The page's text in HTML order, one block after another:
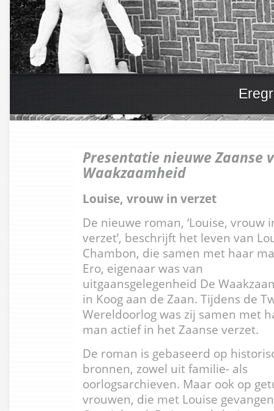
Presentatie nieuwe Zaanse
Waakzaamheid
Louise, vrouw in verzet
De nieuwe roman, ‘Louise, vrouw
verzet’, beschrijft het leven van
Chambon, die samen met haar
Ero, eigenaar was van
uitgaansgelegenheid De
in Koog aan de Zaan. Tijdens de
Wereldoorlog was zij samen met
man actief in het Zaanse verzet.
De roman is gebaseerd op
bronnen, zowel uit familie- als
oorlogsarchieven. Maar ook op
vrouwen, die met Louise